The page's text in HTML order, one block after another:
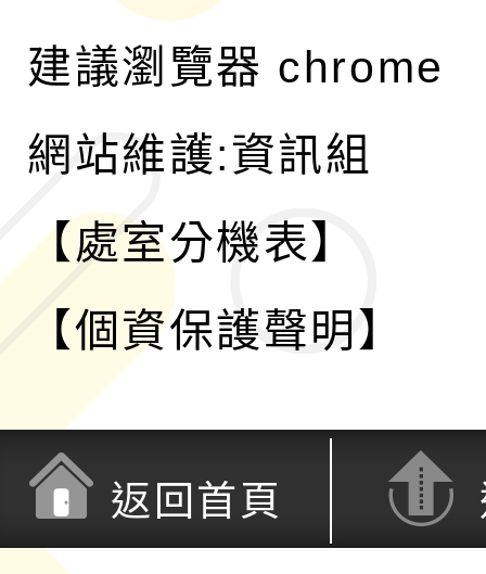
建議瀏覽器 chrome
網站維護:資訊組
【處室分機表】
【個資保護聲明】
返回首頁